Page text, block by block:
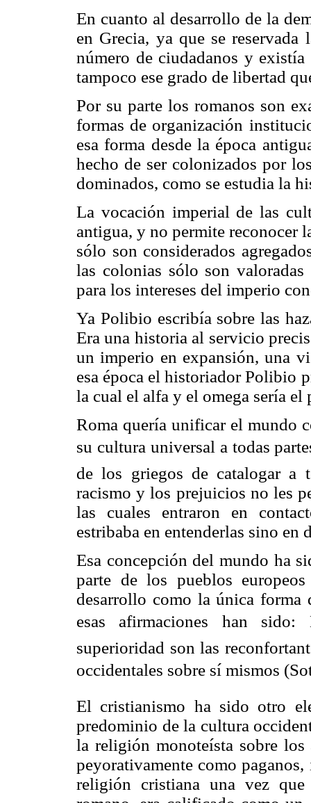
En cuanto al desarrollo de la
en Grecia, ya que se
número de ciudadanos y
tampoco ese grado de libertad
Por su parte los romanos son
formas de organización
esa forma desde la época
hecho de ser colonizados por
dominados, como se estudia la
La vocación imperial de las
antigua, y no permite reconocer
sólo son considerados
las colonias sólo son
para los intereses del imperio
Ya Polibio escribía sobre las
Era una historia al servicio
un imperio en expansión, una
esa época el historiador Polibio
la cual el alfa y el omega sería el
Roma quería unificar el mundo
su cultura universal a todas
de los griegos de catalogar a
racismo y los prejuicios no les
las cuales entraron en
estribaba en entenderlas sino en
Esa concepción del mundo ha
parte de los pueblos
desarrollo como la única forma
esas afirmaciones han
superioridad son las
occidentales sobre sí mismos
El cristianismo ha sido otro
predominio de la cultura
la religión monoteísta sobre
peyorativamente como
religión cristiana una vez